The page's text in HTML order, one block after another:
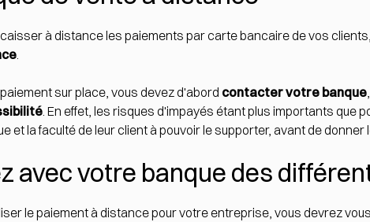
à distance les paiements par carte bancaire de vos
sur place, vous devez d'abord contacter votre banque
. En effet, les risques d'impayés étant plus importants que
et la faculté de leur client à pouvoir le supporter, avant de donner
avec votre banque des
le paiement à distance pour votre entreprise, vous devrez